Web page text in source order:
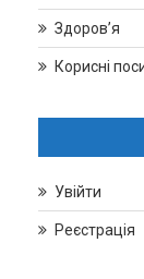
Здоров’я
Корисні
Увійти
Реєстрація